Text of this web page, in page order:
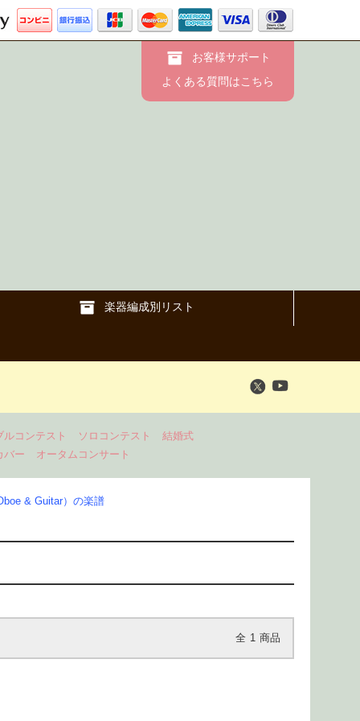
お客様サポート
よくある質問はこちら
楽器編成別リスト
ルコンテスト ソロコンテスト
結婚式
バー
オータムコンサート
& Guitar）の楽譜
全 1 商品